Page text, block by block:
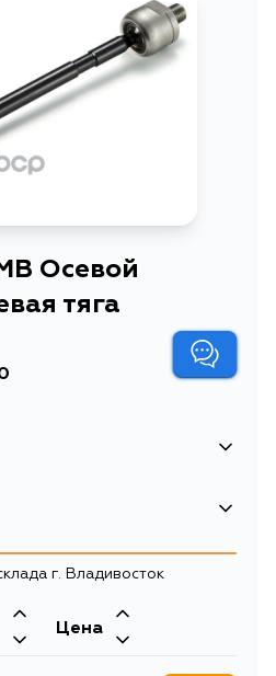
Осевой
тяга
0.62
г. Владивосток
Цена